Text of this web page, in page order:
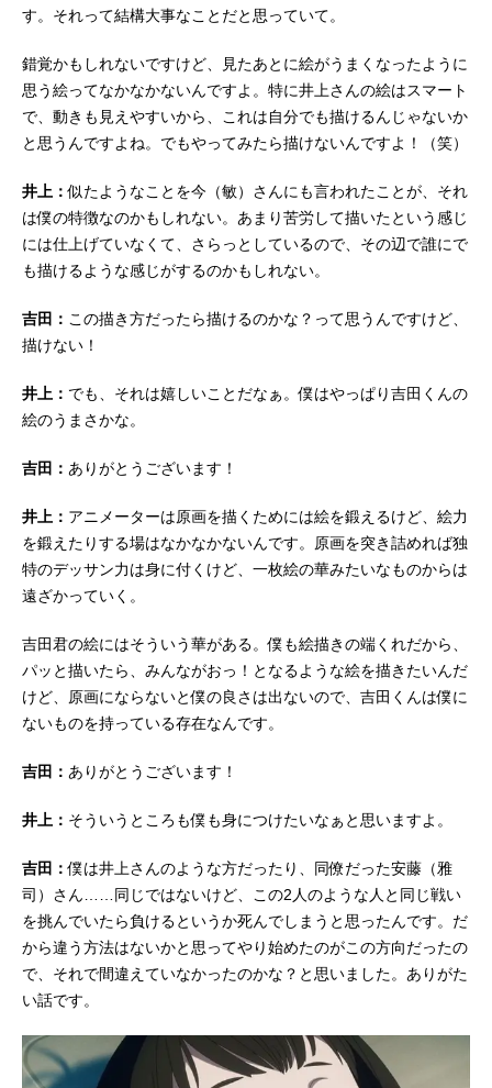
す。それって結構大事なことだと思っていて。
錯覚かもしれないですけど、見たあとに絵がうまくなったように
思う絵ってなかなかないんですよ。特に井上さんの絵はスマート
で、動きも見えやすいから、これは自分でも描けるんじゃないか
と思うんですよね。でもやってみたら描けないんですよ！（笑）
井上：似たようなことを今（敏）さんにも言われたことが、それ
は僕の特徴なのかもしれない。あまり苦労して描いたという感じ
には仕上げていなくて、さらっとしているので、その辺で誰にで
も描けるような感じがするのかもしれない。
吉田： この描き方だったら描けるのかな？って思うんですけど、
描けない！
井上： でも、それは嬉しいことだなぁ。僕はやっぱり吉田くんの
絵のうまさかな。
吉田： ありがとうございます！
井上： アニメーターは原画を描くためには絵を鍛えるけど、絵力
を鍛えたりする場はなかなかないんです。原画を突き詰めれば独
特のデッサン力は身に付くけど、一枚絵の華みたいなものからは
遠ざかっていく。
吉田君の絵にはそういう華がある。僕も絵描きの端くれだから、
パッと描いたら、みんながおっ！となるような絵を描きたいんだ
けど、原画にならないと僕の良さは出ないので、吉田くんは僕に
ないものを持っている存在なんです。
吉田： ありがとうございます！
井上： そういうところも僕も身につけたいなぁと思いますよ。
吉田：僕は井上さんのような方だったり、同僚だった安藤（雅
司）さん……同じではないけど、この2人のような人と同じ戦い
を挑んでいたら負けるというか死んでしまうと思ったんです。だ
から違う方法はないかと思ってやり始めたのがこの方向だったの
で、それで間違えていなかったのかな？と思いました。ありがた
い話です。